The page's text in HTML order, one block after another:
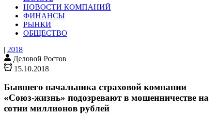
НОВОСТИ КОМПАНИЙ
ФИНАНСЫ
РЫНКИ
ОБЩЕСТВО
| 2018
Деловой Ростов
15.10.2018
Бывшего начальника страховой компании
«Союз-жизнь» подозревают в мошенничестве на
сотни миллионов рублей